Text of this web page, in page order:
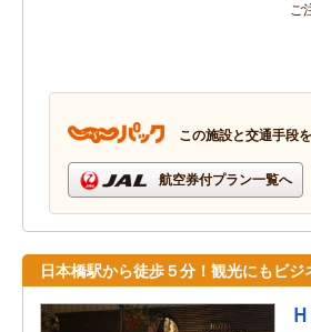
ご
この施設と交通手段
航空券付プラン一覧へ
日本橋駅から徒歩５分！観光にもビジ